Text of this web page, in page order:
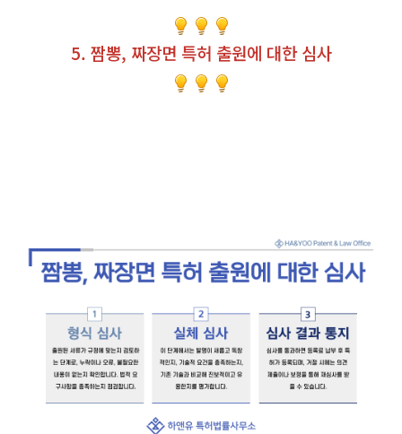
5. 짬뽕, 짜장면 특허 출원에 대한 심사